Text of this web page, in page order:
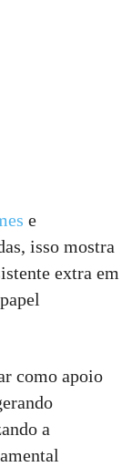
e
isso mostra
extra em
como apoio
a